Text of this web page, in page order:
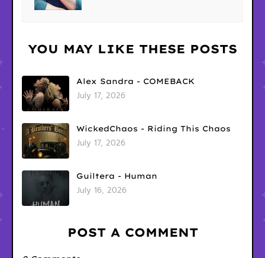
YOU MAY LIKE THESE POSTS
Alex Sandra - COMEBACK
July 17, 2026
WickedChaos - Riding This Chaos
July 17, 2026
Guiltera - Human
July 16, 2026
POST A COMMENT